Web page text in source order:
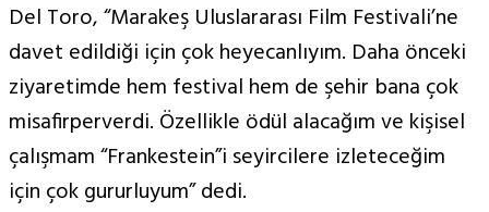
Del Toro, “Marakeş Uluslararası Film Festivali’ne
davet edildiği için çok heyecanlıyım. Daha önceki
ziyaretimde hem festival hem de şehir bana çok
misafirperverdi. Özellikle ödül alacağım ve kişisel
çalışmam “Frankestein”i seyircilere izleteceğim
için çok gururluyum” dedi.